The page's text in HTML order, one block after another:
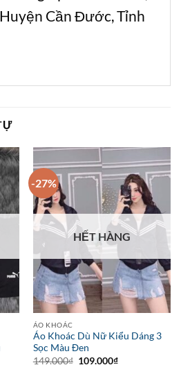
Cần Đước, Tỉnh
-27%
HẾT HÀNG
ÁO KHOÁC
Áo Khoác Dù Nữ Kiểu Dáng 3
Sọc Màu Đen
149.000₫ Giá
109.000₫Giá